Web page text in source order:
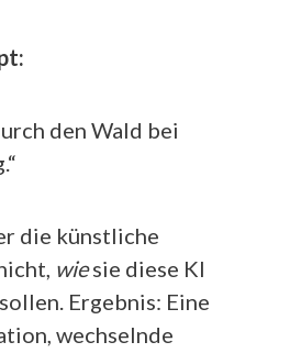
den Wald bei
die künstliche
wiesie diese KI
Ergebnis: Eine
wechselnde